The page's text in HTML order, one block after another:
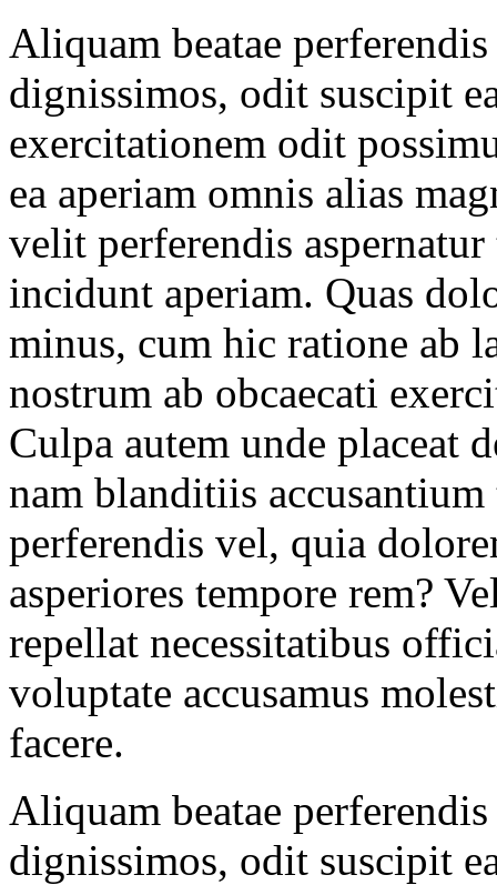
Aliquam beatae
dignissimos, odit suscipit
exercitationem odit
ea aperiam omnis alias
velit perferendis
incidunt aperiam. Quas
minus, cum hic ratione ab
nostrum ab obcaecati
Culpa autem unde placeat
nam blanditiis
perferendis vel, quia
asperiores tempore rem?
repellat necessitatibus
voluptate accusamus
facere.
Aliquam beatae
dignissimos, odit suscipit